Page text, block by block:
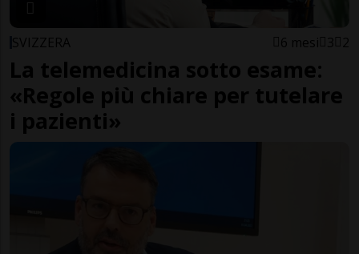
SVIZZERA 6 mesi 3 2
La telemedicina sotto esame:
«Regole più chiare per tutelare
i pazienti»